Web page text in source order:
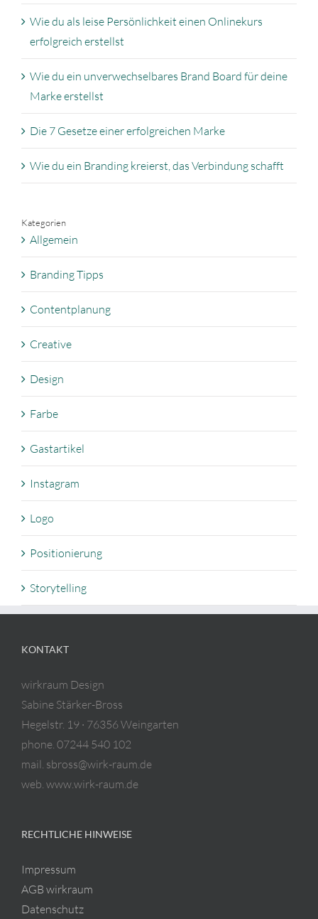
Wie du als leise Persönlichkeit einen Onlinekurs
erfolgreich erstellst
Wie du ein unverwechselbares Brand Board für deine
Marke erstellst
Die 7 Gesetze einer erfolgreichen Marke
Wie du ein Branding kreierst, das Verbindung schafft
Kategorien
Allgemein
Branding Tipps
Contentplanung
Creative
Design
Farbe
Gastartikel
Instagram
Logo
Positionierung
Storytelling
KONTAKT
wirkraum Design
Sabine Stärker-Bross
Hegelstr. 19 · 76356 Weingarten
phone. 07244 540 102
mail. sbross@wirk-raum.de
web. www.wirk-raum.de
RECHTLICHE HINWEISE
Impressum
AGB wirkraum
Datenschutz